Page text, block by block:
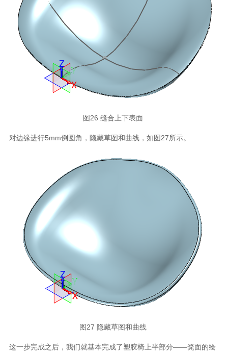
图26 缝合上下表面
对边缘进行5mm倒圆角，隐藏草图和曲线，如图27所示。
图27 隐藏草图和曲线
这一步完成之后，我们就基本完成了塑胶椅上半部分——凳面的绘